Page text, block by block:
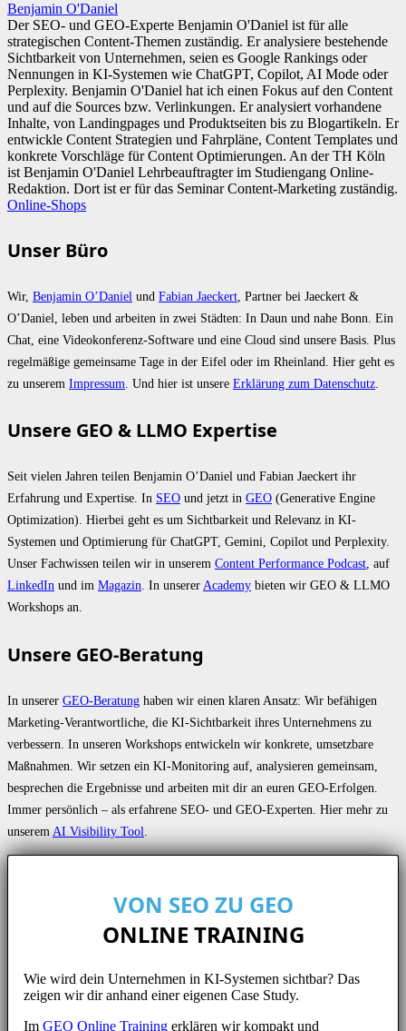
Benjamin O'Daniel
Der SEO- und GEO-Experte Benjamin O'Daniel ist für alle
strategischen Content-Themen zuständig. Er analysiere bestehende
Sichtbarkeit von Unternehmen, seien es Google Rankings oder
Nennungen in KI-Systemen wie ChatGPT, Copilot, AI Mode oder
Perplexity. Benjamin O'Daniel hat ich einen Fokus auf den Content
und auf die Sources bzw. Verlinkungen. Er analysiert vorhandene
Inhalte, von Landingpages und Produktseiten bis zu Blogartikeln. Er
entwickle Content Strategien und Fahrpläne, Content Templates und
konkrete Vorschläge für Content Optimierungen. An der TH Köln
ist Benjamin O'Daniel Lehrbeauftragter im Studiengang Online-
Redaktion. Dort ist er für das Seminar Content-Marketing zuständig.
Online-Shops
Unser Büro
Wir, Benjamin O’Daniel und Fabian Jaeckert , Partner bei Jaeckert &
O’Daniel, leben und arbeiten in zwei Städten: In Daun und nahe Bonn. Ein
Chat, eine Videokonferenz-Software und eine Cloud sind unsere Basis. Plus
regelmäßige gemeinsame Tage in der Eifel oder im Rheinland. Hier geht es
zu unserem Impressum . Und hier ist unsere Erklärung zum Datenschutz
Unsere GEO & LLMO Expertise
Seit vielen Jahren teilen Benjamin O’Daniel und Fabian Jaeckert ihr
Erfahrung und Expertise. In SEO und jetzt in GEO (Generative Engine
Optimization). Hierbei geht es um Sichtbarkeit und Relevanz in KI-
Systemen und Optimierung für ChatGPT, Gemini, Copilot und Perplexity.
Unser Fachwissen teilen wir in unserem Content Performance Podcast, auf
LinkedIn und im Magazin. In unsererAcademy bieten wir GEO & LLMO
Workshops an.
Unsere GEO-Beratung
In unserer GEO-Beratung haben wir einen klaren Ansatz: Wir befähigen
Marketing-Verantwortliche, die KI-Sichtbarkeit ihres Unternehmens zu
verbessern. In unseren Workshops entwickeln wir konkrete, umsetzbare
Maßnahmen. Wir setzen ein KI-Monitoring auf, analysieren gemeinsam,
besprechen die Ergebnisse und arbeiten mit dir an euren GEO-Erfolgen.
Immer persönlich – als erfahrene SEO- und GEO-Experten. Hier mehr zu
unserem AI Visibility Tool
VON SEO ZU GEO
ONLINE TRAINING
Wie wird dein Unternehmen in KI-Systemen sichtbar? Das
zeigen wir dir anhand einer eigenen Case Study.
Im GEO Online Training erklären wir kompakt und